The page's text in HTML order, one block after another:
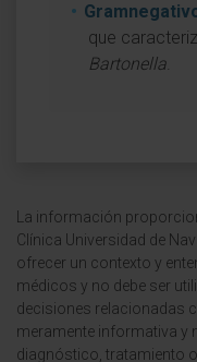
que
Bartonella.
La información
Clínica Universidad de
ofrecer un contexto y
médicos y no debe ser
decisiones relacionadas
meramente informativa y
diagnóstico, tratamiento